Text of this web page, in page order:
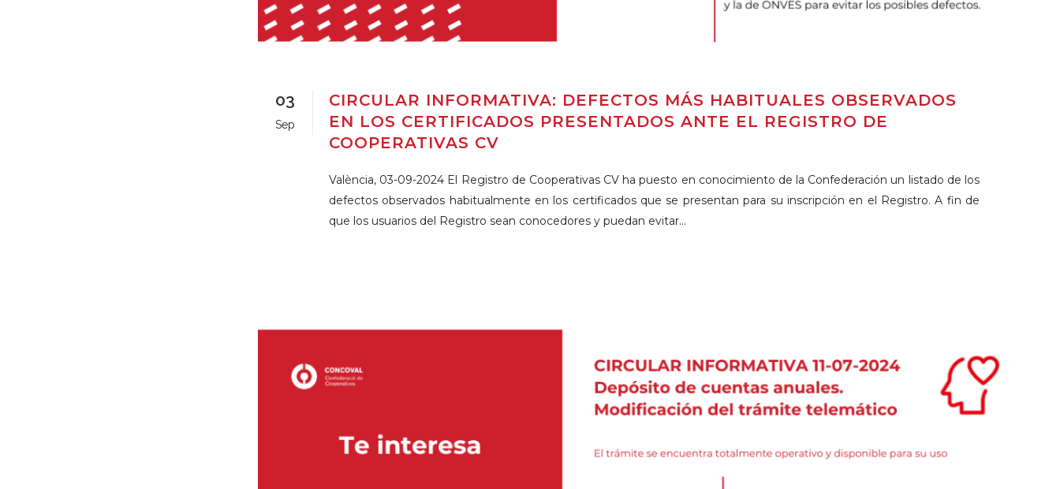
03
Sep
CIRCULAR INFORMATIVA: DEFECTOS MÁS HABITUALES OBSERVADOS
EN LOS CERTIFICADOS PRESENTADOS ANTE EL REGISTRO DE
COOPERATIVAS CV
València, 03-09-2024 El Registro de Cooperativas CV ha puesto en conocimiento de la Confederación un listado de los
defectos observados habitualmente en los certificados que se presentan para su inscripción en el Registro. A fin de
que los usuarios del Registro sean conocedores y puedan evitar...